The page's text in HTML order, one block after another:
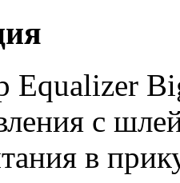
Equalizer
c
в